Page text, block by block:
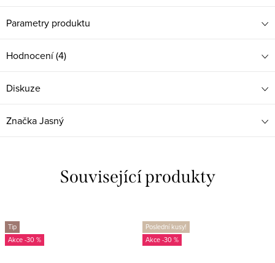
Parametry produktu
Hodnocení (4)
Diskuze
ZnačkaJasný
Související produkty
Tip
-30 %
Poslední kusy!
-30 %